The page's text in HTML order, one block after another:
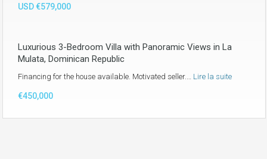
USD €579,000
Luxurious 3-Bedroom Villa with Panoramic Views in La
Mulata, Dominican Republic
Financing for the house available. Motivated seller.… Lire la suite
€450,000